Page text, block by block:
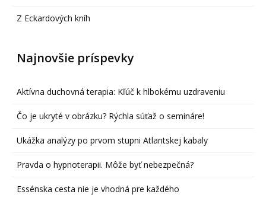
Z Eckardových kníh
Najnovšie príspevky
Aktívna duchovná terapia: Kľúč k hlbokému uzdraveniu
Čo je ukryté v obrázku? Rýchla súťaž o semináre!
Ukážka analýzy po prvom stupni Atlantskej kabaly
Pravda o hypnoterapii. Môže byť nebezpečná?
Essénska cesta nie je vhodná pre každého